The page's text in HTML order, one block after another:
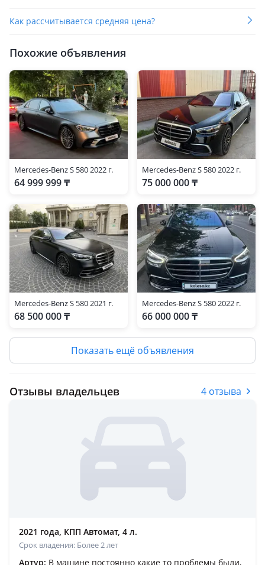
Как рассчитывается средняя цена?
Похожие объявления
Mercedes-Benz S 580 2022 г.
64 999 999 ₸
Mercedes-Benz S 580 2022 г.
75 000 000 ₸
Mercedes-Benz S 580 2021 г.
68 500 000 ₸
Mercedes-Benz S 580 2022 г.
66 000 000 ₸
Показать ещё объявления
Отзывы владельцев 4 отзыва
2021 года, КПП Автомат, 4 л.
Срок владения: Более 2 лет
Артур: В машине постоянно какие то проблемы были,